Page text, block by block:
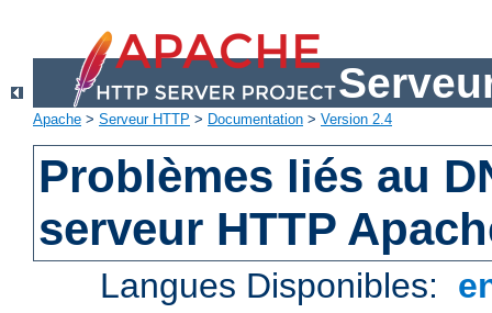
Apache > Serveur HTTP > Documentation > Version 2.4
Problèmes liés au
serveur HTTP
Langues Disponibles: